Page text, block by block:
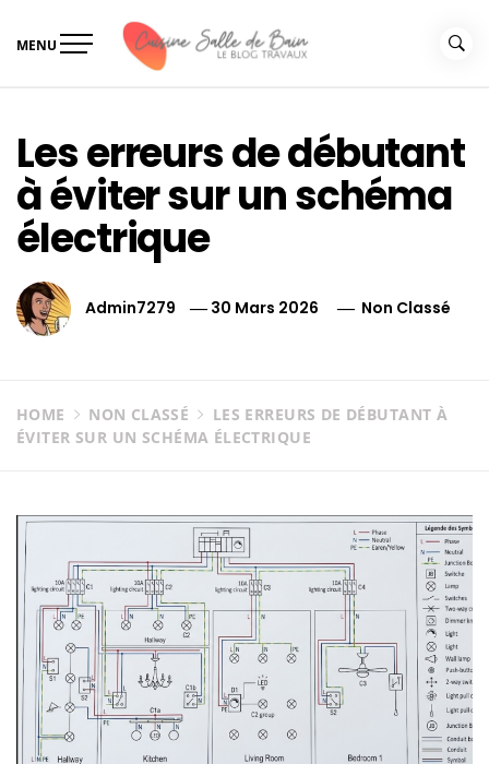
MENU
Les erreurs de débutant
à éviter sur un schéma
électrique
Admin7279 30 Mars 2026 Non Classé
HOME NON CLASSÉ
LES ERREURS DE DÉBUTANT À
ÉVITER SUR UN SCHÉMA ÉLECTRIQUE